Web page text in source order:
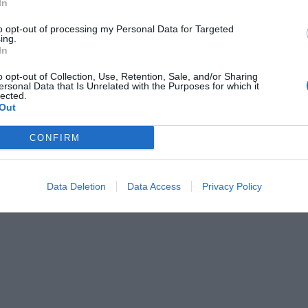
opt-out of processing my Personal Data for Targeted
opt-out of Collection, Use, Retention, Sale, and/or Sharing
Data that Is Unrelated with the Purposes for which it
CONFIRM
Data Deletion Data Access Privacy Policy
oszczędnościowy, a pracodawca dopłaca dodatkowe środki.
się do programu, wpłacając każdemu nowemu
ad